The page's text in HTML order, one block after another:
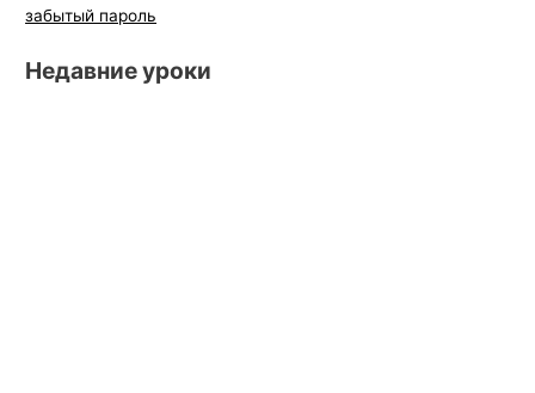
забытый пароль
Недавние уроки